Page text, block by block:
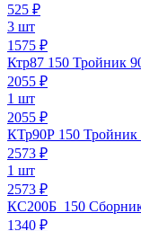
525 ₽
3 шт
1575 ₽
Ктр87 150 Тройник
2055 ₽
1 шт
2055 ₽
КТр90Р 150 Тройник
2573 ₽
1 шт
2573 ₽
КС200Б 150 Сборник
1340 ₽